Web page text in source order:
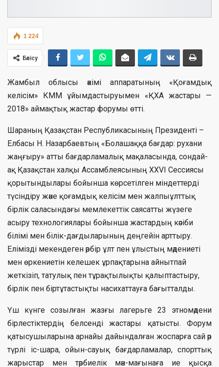
1 224
Бөлісу
Жамбыл облысы әкімі аппаратының «Қоғамдық
келісім» КММ ұйымдастыруымен «ҚХА жастары —
2018» аймақтық жастар форумы өтті.
Шараның Қазақстан Республикасының Президенті –
Елбасы Н. Назарбаевтың «Болашаққа бағдар: рухани
жаңғыру» атты бағдарламалық мақаласында, сондай-
ақ Қазақстан халқы Ассамблеясының XXVI Сессиясы
қорытындылары бойынша көрсетілген міндеттерді
түсіндіру және қоғамдық келісім мен жалпыұлттық
бірлік саласындағы мемлекеттік саясатты жүзеге
асыру технологиялары бойынша жастардың кәсіби
білімі мен білік-дағдыларының деңгейін арттыру.
Елімізді мекендеген әрбір ұлт пен ұлыстың мәдениеті
мен өркениетін келешек ұрпақтарына айнытпай
жеткізіп, татулық пен тұрақтылықты қалыптастыру,
бірлік пен біртұтастықты насихаттауға бағытталды.
Үш күнге созылған жазғы лагерьге 23 этномәдени
бірлестіктердің белсенді жастары қатысты. Форум
қатысушыларына арнайы дайындалған жоспарға сай әр
түрлі іс-шара, ойын-сауық бағдарламалар, спорттық
жарыстар мен тәрбиелік мән-мағынаға ие қысқа